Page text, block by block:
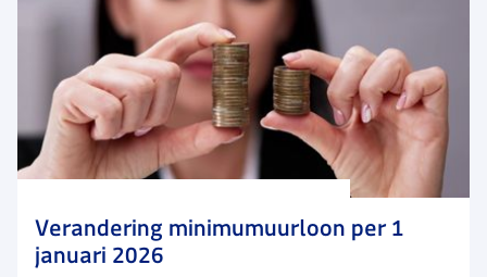
Verandering minimumuurloon per 1
januari 2026